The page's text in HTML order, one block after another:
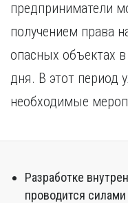
предприниматели
получением права
опасных объектах
дня. В этот период
необходимые
Разработке
проводится